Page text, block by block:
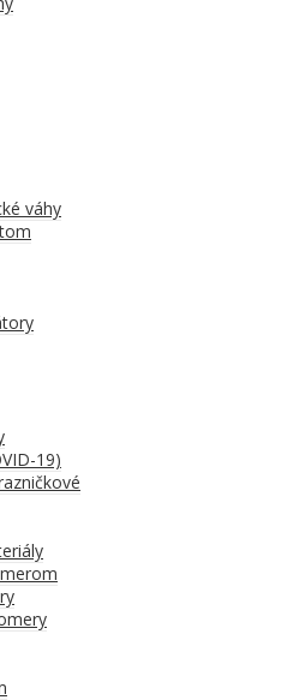
váhy
19)